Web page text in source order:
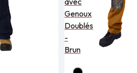
Genoux
Doublés
-
Brun